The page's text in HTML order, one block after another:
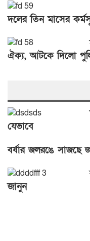
দলের তিন মাসের
ঐক্য, আটকে দিলো
যেভাবে
বর্ষার জলরঙে সাজছে
জানুন